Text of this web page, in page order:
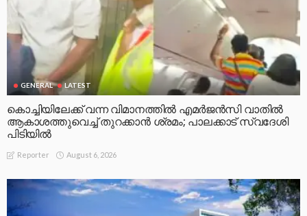
GENERAL LATEST
കൊച്ചിയിലേക്ക് വന്ന വിമാനത്തിൽ എമർജൻസി വാതിൽ
ആകാശത്തുവെച്ച് തുറക്കാൻ ശ്രമം; പാലക്കാട് സ്വദേശി
പിടിയിൽ
Reporter August 6, 2026